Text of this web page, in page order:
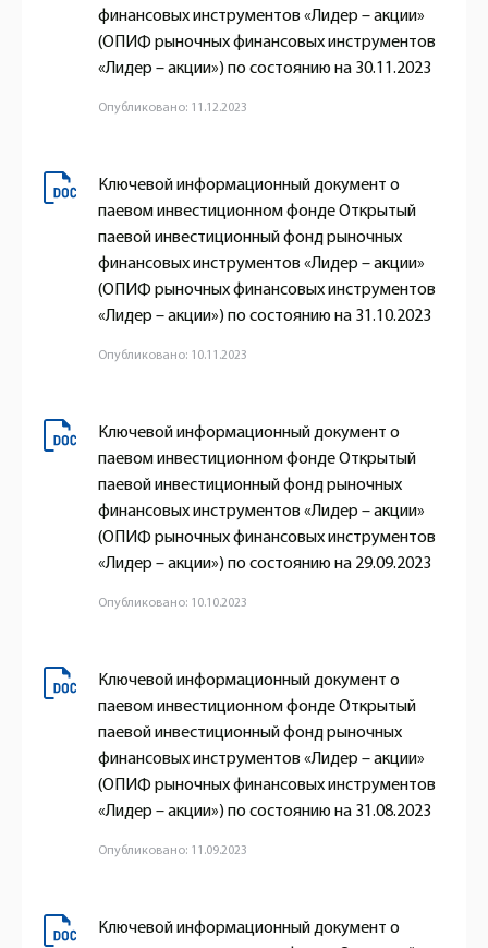
финансовых инструментов «Лидер – акции»
(ОПИФ рыночных финансовых инструментов
«Лидер – акции») по состоянию на 30.11.2023
Опубликовано: 11.12.2023
Ключевой информационный документ о
паевом инвестиционном фонде Открытый
паевой инвестиционный фонд рыночных
финансовых инструментов «Лидер – акции»
(ОПИФ рыночных финансовых инструментов
«Лидер – акции») по состоянию на 31.10.2023
Опубликовано: 10.11.2023
Ключевой информационный документ о
паевом инвестиционном фонде Открытый
паевой инвестиционный фонд рыночных
финансовых инструментов «Лидер – акции»
(ОПИФ рыночных финансовых инструментов
«Лидер – акции») по состоянию на 29.09.2023
Опубликовано: 10.10.2023
Ключевой информационный документ о
паевом инвестиционном фонде Открытый
паевой инвестиционный фонд рыночных
финансовых инструментов «Лидер – акции»
(ОПИФ рыночных финансовых инструментов
«Лидер – акции») по состоянию на 31.08.2023
Опубликовано: 11.09.2023
Ключевой информационный документ о